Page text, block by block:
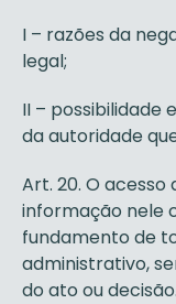
I – razões da
legal;
II – possibilidade
da autoridade
Art. 20. O
informação nele
fundamento de
administrativo,
do ato ou decisão.